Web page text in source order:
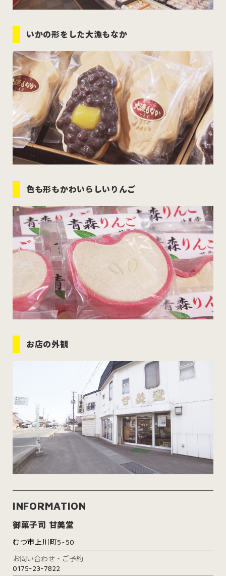
いかの形をした大漁もなか
色も形もかわいらしいりんご
お店の外観
INFORMATION
御菓子司 甘美堂
むつ市上川町5-50
お問い合わせ・ご予約
0175-23-7822